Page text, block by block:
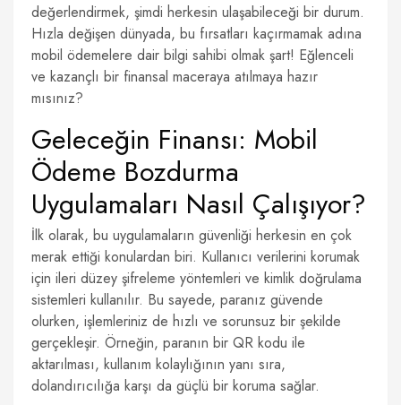
değerlendirmek, şimdi herkesin ulaşabileceği bir durum.
Hızla değişen dünyada, bu fırsatları kaçırmamak adına
mobil ödemelere dair bilgi sahibi olmak şart! Eğlenceli
ve kazançlı bir finansal maceraya atılmaya hazır
mısınız?
Geleceğin Finansı: Mobil
Ödeme Bozdurma
Uygulamaları Nasıl Çalışıyor?
İlk olarak, bu uygulamaların güvenliği herkesin en çok
merak ettiği konulardan biri. Kullanıcı verilerini korumak
için ileri düzey şifreleme yöntemleri ve kimlik doğrulama
sistemleri kullanılır. Bu sayede, paranız güvende
olurken, işlemleriniz de hızlı ve sorunsuz bir şekilde
gerçekleşir. Örneğin, paranın bir QR kodu ile
aktarılması, kullanım kolaylığının yanı sıra,
dolandırıcılığa karşı da güçlü bir koruma sağlar.